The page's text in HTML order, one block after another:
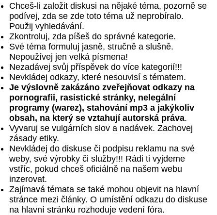
Chceš-li založit diskusi na nějaké téma, pozorně se
podívej, zda se zde toto téma už neprobíralo.
Použij vyhledávání.
Zkontroluj, zda píšeš do správné kategorie.
Své téma formuluj jasně, stručně a slušně.
Nepoužívej jen velká písmena!
Nezadávej svůj příspěvek do více kategorií!!!
Nevkládej odkazy, které nesouvisí s tématem.
Je výslovně zakázáno zveřejňovat odkazy na
pornografii, rasistické stránky, nelegální
programy (warez), stahování mp3 a jakýkoliv
obsah, na který se vztahují autorská práva.
Vyvaruj se vulgárních slov a nadávek. Zachovej
zásady etiky.
Nevkládej do diskuse či podpisu reklamu na své
weby, své výrobky či služby!!! Rádi ti vyjdeme
vstříc, pokud chceš oficiálně na našem webu
inzerovat.
Zajímavá témata se také mohou objevit na hlavní
stránce mezi články. O umístění odkazu do diskuse
na hlavní stránku rozhoduje vedení fóra.